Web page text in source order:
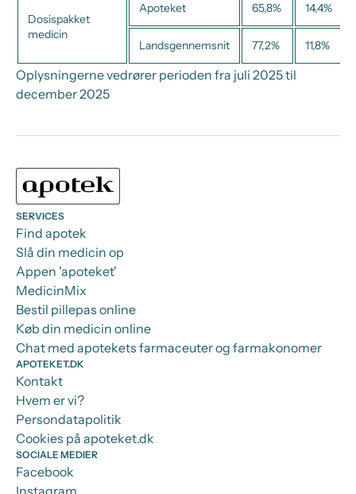
Dosispakket
medicin
Apoteket 65,8% 14,4%
Landsgennemsnit 77,2% 11,8%
Oplysningerne vedrører perioden fra juli 2025 til
december 2025
SERVICES
Find apotek
Slå din medicin op
Appen 'apoteket'
MedicinMix
Bestil pillepas online
Køb din medicin online
Chat med apotekets farmaceuter og farmakonomer
APOTEKET.DK
Kontakt
Hvem er vi?
Persondatapolitik
Cookies på apoteket.dk
SOCIALE MEDIER
Facebook
Instagram